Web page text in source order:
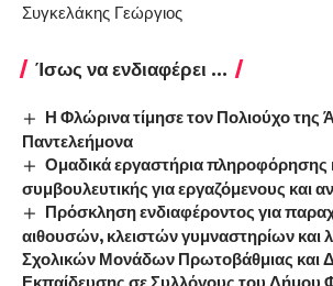
Συγκελάκης Γεώργιος
Ίσως να ενδιαφέρει ...
Η Φλώρινα τίμησε τον Πολιούχο της
Παντελεήμονα
Ομαδικά εργαστήρια πληροφόρησης
συμβουλευτικής για εργαζόμενους και
Πρόσκληση ενδιαφέροντος για
αιθουσών, κλειστών γυμναστηρίων
Σχολικών Μονάδων Πρωτοβάθμιας και
Εκπαίδευσης σε Συλλόγους του Δήμου